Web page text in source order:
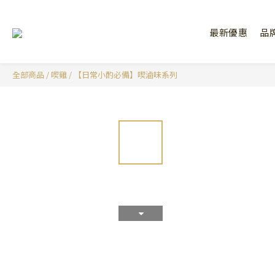
最新優惠 品
全部商品 / 喫雞 / 【日常小酌必備】喫滷味系列